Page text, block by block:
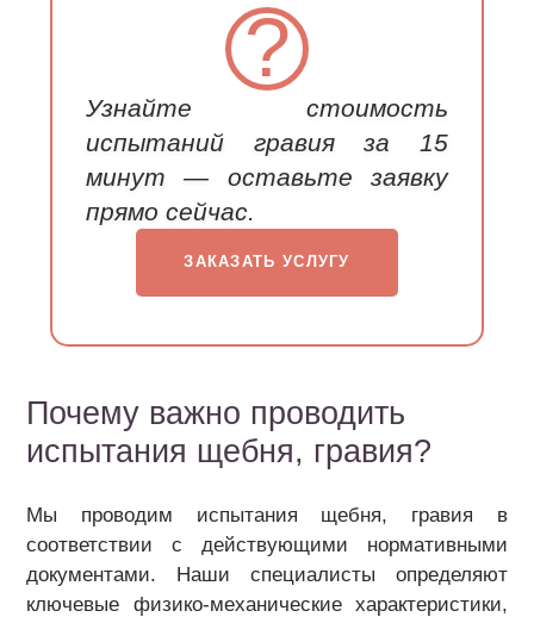
?
Узнайте стоимость
испытаний гравия за 15
минут — оставьте заявку
прямо сейчас.
ЗАКАЗАТЬ УСЛУГУ
Почему важно проводить
испытания щебня, гравия?
Мы проводим испытания щебня, гравия в
соответствии с действующими нормативными
документами. Наши специалисты определяют
ключевые физико-механические характеристики,